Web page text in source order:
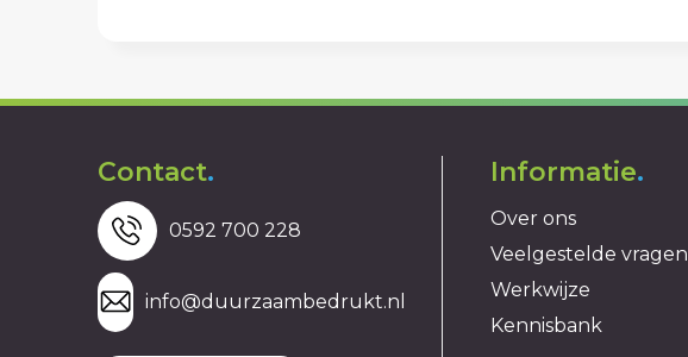
Contact.
0592 700 228
info@duurzaambedrukt.nl
Informatie.
Over ons
Veelgestelde vragen
Werkwijze
Kennisbank